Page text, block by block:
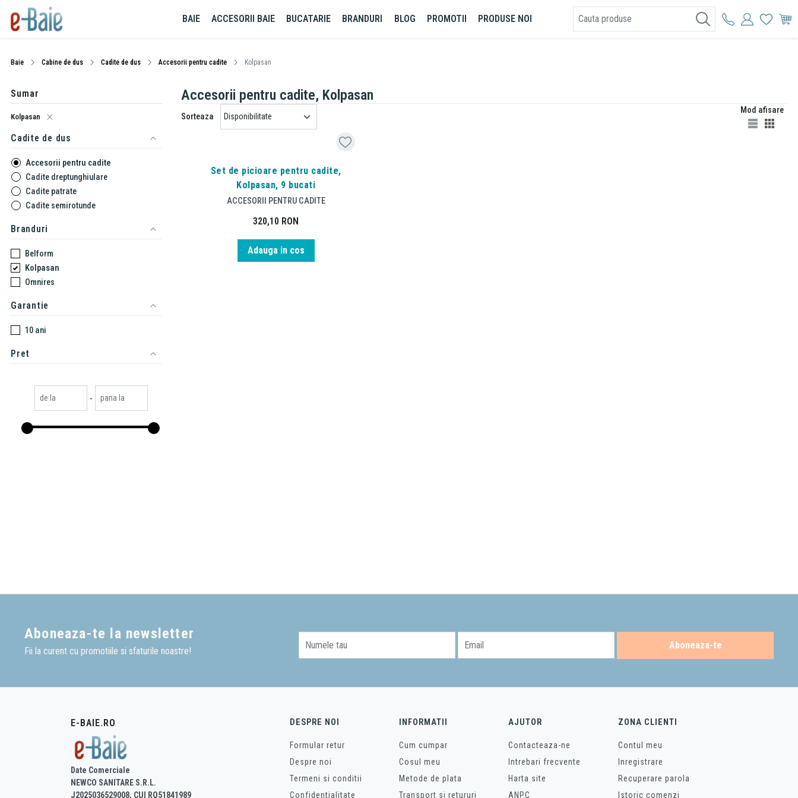
BAIE ACCESORII BAIE BUCATARIE BRANDURI BLOG PROMOTII PRODUSE NOI
Baie Cabine de dus Cadite de dus Accesorii pentru cadite Kolpasan
Sumar
Kolpasan
Cadite de dus
Accesorii pentru cadite
Cadite dreptunghiulare
Cadite patrate
Cadite semirotunde
Branduri
Belform
Kolpasan
Omnires
Garantie
10 ani
Pret
-
Accesorii pentru cadite, Kolpasan
Sorteaza
Mod afisare
Set de picioare pentru cadite,
Kolpasan, 9 bucati
ACCESORII PENTRU CADITE
320,10 RON
Adauga in cos
Aboneaza-te la newsletter
Fii la curent cu promotiile si sfaturile noastre!
Numele tau Email Aboneaza-te
E-BAIE.RO
Date Comerciale
NEWCO SANITARE S.R.L.
J2025036529008, CUI RO51841989
DESPRE NOI
Formular retur
Despre noi
Termeni si conditii
Confidentialitate
INFORMATII
Cum cumpar
Cosul meu
Metode de plata
Transport si retururi
AJUTOR
Contacteaza-ne
Intrebari frecvente
Harta site
ANPC
ZONA CLIENTI
Contul meu
Inregistrare
Recuperare parola
Istoric comenzi